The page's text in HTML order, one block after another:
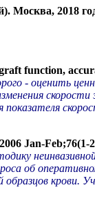
Москва,
function,
- оценить
показателя
Jan-Feb;76(1-
об
крови.